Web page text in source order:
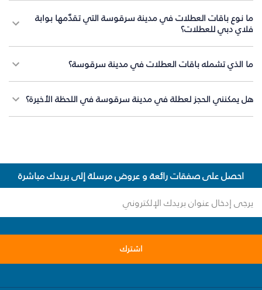
ما نوع باقات العطلات في مدينة سرقوسة التي تقدّمها بوابة
فلاي دبي للعطلات؟
ما الذي تشمله باقات العطلات في مدينة سرقوسة؟
هل يمكنني الحجز لعطلة في مدينة سرقوسة في اللحظة الأخيرة؟
احصل على صفقات رائعة و عروض مرسلة إلى بريدك مباشرة
اشترك